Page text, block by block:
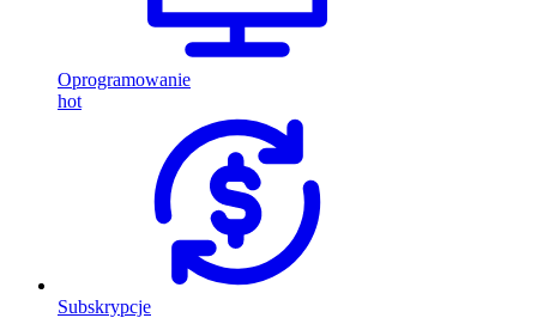
Oprogramowanie
hot
Subskrypcje